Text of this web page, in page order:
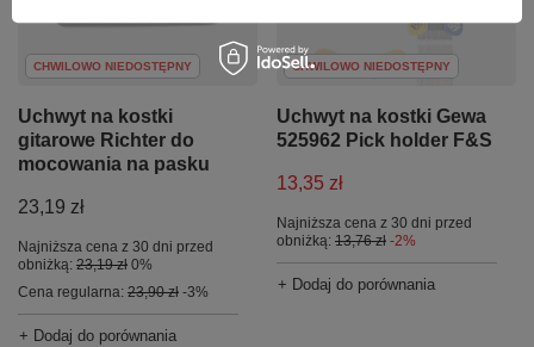
CHWILOWO NIEDOSTĘPNY
Uchwyt na kostki
gitarowe Richter do
mocowania na pasku
23,19 zł
Najniższa cena z 30 dni przed
obniżką: 23,19 zł 0%
Cena regularna: 23,90 zł -3%
+ Dodaj do porównania
CHWILOWO NIEDOSTĘPNY
Uchwyt na kostki Gewa
525962 Pick holder F&S
13,35 zł
Najniższa cena z 30 dni przed
obniżką: 13,76 zł -2%
+ Dodaj do porównania